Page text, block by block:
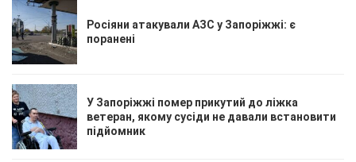
Росіяни атакували АЗС у Запоріжжі: є
поранені
У Запоріжжі помер прикутий до ліжка
ветеран, якому сусіди не давали встановити
підйомник